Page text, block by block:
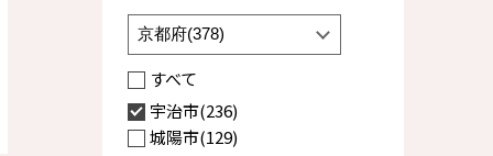
すべて
宇治市(236)
城陽市(129)